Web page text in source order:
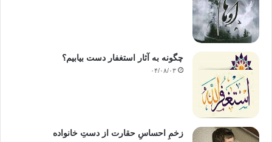
بیر لەم وتە جوانەی خوای گەورە بکەرەوە کە دەفەرموێت : (وماتكون في شأن
وماتتلوا منه من قران ولا تعملون من عمل إلا كنا عليكم شهودا إذ تفيضون فيه
وما يعزب عن ربك من مثقال ذرة في الأرض ولا في السماء ولا أصغر من ذلك ولا
أكبر إلا في كتاب مبين)…
لە خوای گەورە داواکارم بمان گەیەنێتە مانگی ڕەمەزان و لە هەموو تاوان و
سەرپێچیمان ببورێت
بە هیوام منیش بێ بەش نەکەن لە دوعاکانتان خوای گەورە لە هەموو لایەکمان
چگونه به آثار استغفار دست بیابیم؟
۰۴/۰۸/۰۳
زخمِ احساسِ حقارت از دستِ خانواده